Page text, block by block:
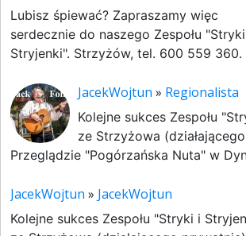
Lubisz śpiewać? Zapraszamy więc
serdecznie do naszego Zespołu
Stryjenki". Strzyżów, tel. 600 559 360.
JacekWojtun » Regionalista
Kolejne sukces Zespołu
ze Strzyżowa
Przeglądzie "Pogórzańska Nuta" w
JacekWojtun » JacekWojtun
Kolejne sukces Zespołu "Stryki i